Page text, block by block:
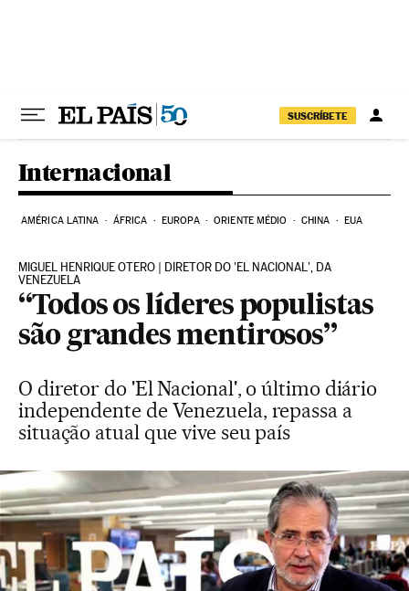
SUSCRÍBETE
Internacional
AMÉRICA LATINA ÁFRICA EUROPA ORIENTE MÉDIO CHINA EUA
MIGUEL HENRIQUE OTERO | DIRETOR DO 'EL NACIONAL', DA
VENEZUELA
“Todos os líderes populistas
são grandes mentirosos”
O diretor do 'El Nacional', o último diário
independente de Venezuela, repassa a
situação atual que vive seu país